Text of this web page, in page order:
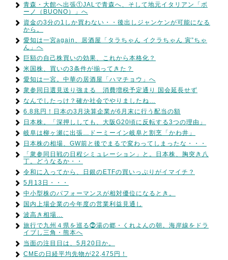
青森・大館へ出張①JALで青森へ、そして地元イタリアン「ボ
ーノ（BUONO）」へ
資金の3分の1しか買わない・・後出しジャンケンが可能になる
から。
愛知は一宮again、居酒屋「タラちゃん イクラちゃん 寅”ちゃ
ん」へ
巨額の自己株買いの効果、これから本格化？
米国株、買いの3条件が揃ってきた？
愛知は一宮。中華の居酒屋「ハマチョウ」へ
衆参同日選見送り強まる 消費増税予定通り 国会延長せず
なんでしたっけ？確か社会でやりましたね…
6.8兆円！日本の3月決算企業が6月末に行う配当の額
日本株。「深押ししても、大阪G20頃に反転する3つの理由」
岐阜は柳ヶ瀬に出張…ドーミーイン岐阜と割烹「かわ井」
日本株の相場、GW前と後でまるで変わってしまったな・・・
「衆参同日戦の日程シミュレーション」と。日本株、胸突き八
丁。どうなるか・・
令和に入ってから、日銀のETFの買いっぷりがイマイチ？
5月13日・・・
中小型株のパフォーマンスが相対優位になるとき。
国内上場企業の今年度の営業利益見通し
波高き相場…
旅行で九州４県を巡る⓻湯の郷・くれよんの朝。海岸線をドラ
イブし三角・熊本へ
当面の注目日は、5月20日か。
CMEの日経平均先物が22,475円！